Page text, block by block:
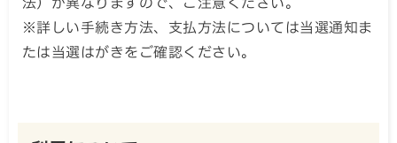
法）が異なりますので、ご注意ください。
※詳しい手続き方法、支払方法については当選通知ま
たは当選はがきをご確認ください。